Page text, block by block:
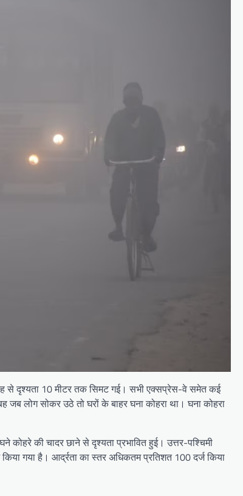
से दृश्यता 10 मीटर तक सिमट गई। सभी एक्सप्रेस-वे समेत कई
लोग सोकर उठे तो घरों के बाहर घना कोहरा था। घना कोहरा
की चादर छाने से दृश्यता प्रभावित हुई। उत्तर-पश्चिमी
गया है। आर्द्रता का स्तर अधिकतम प्रतिशत 100 दर्ज किया